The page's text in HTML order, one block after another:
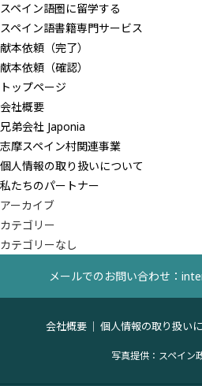
サイトマップ
スペイン語圏に留学する
スペイン語書籍専門サービス
献本依頼（完了）
献本依頼（確認）
トップページ
会社概要
兄弟会社 Japonia
志摩スペイン村関連事業
個人情報の取り扱いについて
私たちのパートナー
アーカイブ
カテゴリー
カテゴリーなし
メールでのお問い合わせ：
会社概要 個人情報の取り扱い
写真提供：スペイン